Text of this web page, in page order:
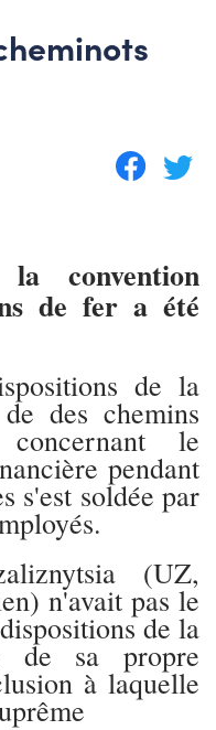
convention
de fer a été
de la
des chemins
le
pendant
s'est soldée par
(UZ,
n'avait pas le
de la
de sa propre
à laquelle